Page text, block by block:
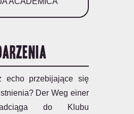
echo przebijające się
Der Weg einer
do Klubu